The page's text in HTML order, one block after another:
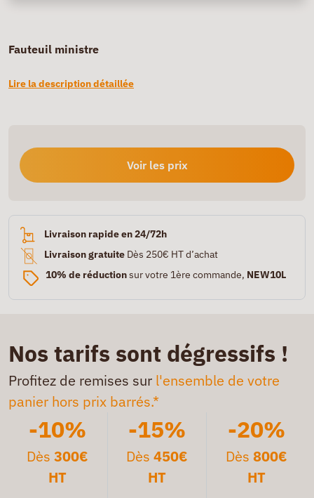
Fauteuil ministre
Lire la description détaillée
Voir les prix
Livraison rapide en 24/72h
Livraison gratuite Dès 250€ HT d’achat
10% de réductionsur votre 1ère commande, NEW10L
Nos tarifs sont dégressifs !
Profitez de remises sur l'ensemble de votre
panier hors prix barrés.*
-10%
Dès300€
HT
-15%
Dès 450€
HT
-20%
Dès 800€
HT